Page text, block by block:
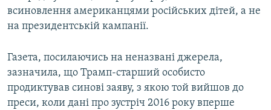
всиновлення американцями російських дітей, а не
на президентській кампанії.
Газета, посилаючись на неназвані джерела,
зазначила, що Трамп-старший особисто
продиктував синові заяву, з якою той вийшов до
преси, коли дані про зустріч 2016 року вперше